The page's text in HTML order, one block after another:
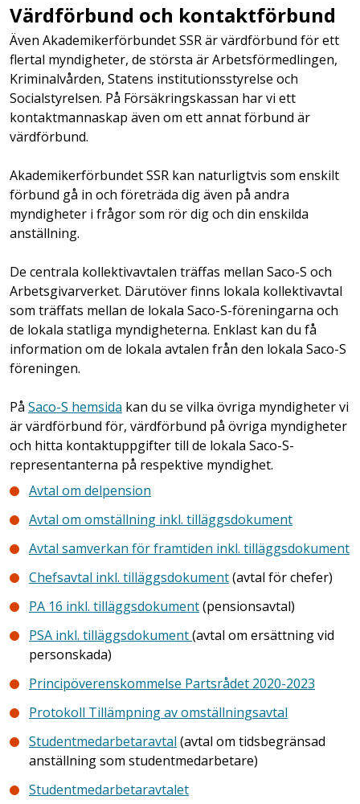
Värdförbund och kontaktförbund
Även Akademikerförbundet SSR är värdförbund för ett
flertal myndigheter, de största är Arbetsförmedlingen,
Kriminalvården, Statens institutionsstyrelse och
Socialstyrelsen. På Försäkringskassan har vi ett
kontaktmannaskap även om ett annat förbund är
värdförbund.
Akademikerförbundet SSR kan naturligtvis som enskilt
förbund gå in och företräda dig även på andra
myndigheter i frågor som rör dig och din enskilda
anställning.
De centrala kollektivavtalen träffas mellan Saco-S och
Arbetsgivarverket. Därutöver finns lokala kollektivavtal
som träffats mellan de lokala Saco-S-föreningarna och
de lokala statliga myndigheterna. Enklast kan du få
information om de lokala avtalen från den lokala Saco-S
föreningen.
På Saco-S hemsida kan du se vilka övriga myndigheter vi
är värdförbund för, värdförbund på övriga myndigheter
och hitta kontaktuppgifter till de lokala Saco-S-
representanterna på respektive myndighet.
Avtal om delpension
Avtal om omställning inkl. tilläggsdokument
Avtal samverkan för framtiden inkl. tilläggsdokument
Chefsavtal inkl. tilläggsdokument(avtal för chefer)
PA 16 inkl. tilläggsdokument(pensionsavtal)
PSA inkl. tilläggsdokument(avtal om ersättning vid
personskada)
Principöverenskommelse Partsrådet 2020-2023
Protokoll Tillämpning av omställningsavtal
Studentmedarbetaravtal (avtal om tidsbegränsad
anställning som studentmedarbetare)
Studentmedarbetaravtalet